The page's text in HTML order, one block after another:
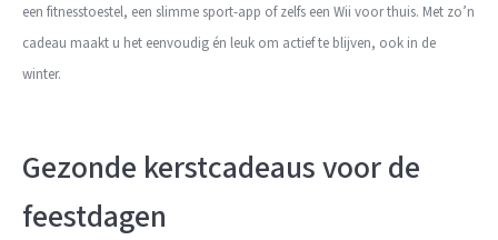
een fitnesstoestel, een slimme sport-app of zelfs een Wii voor thuis. Met zo’n
cadeau maakt u het eenvoudig én leuk om actief te blijven, ook in de
winter.
Gezonde kerstcadeaus voor de
feestdagen